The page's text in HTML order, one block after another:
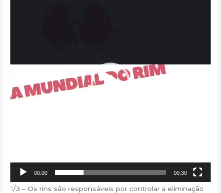
00:00 00:30
1/3 – Os rins são responsáveis por controlar a eliminação